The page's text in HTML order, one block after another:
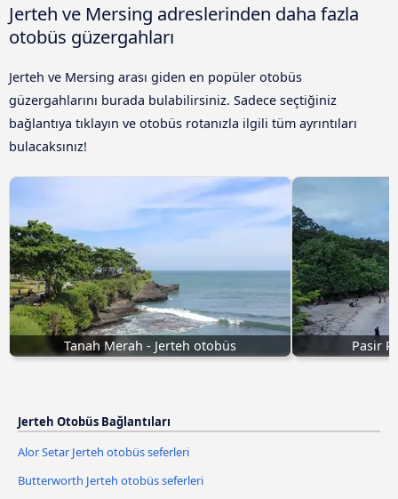
Jerteh ve Mersing adreslerinden daha fazla
otobüs güzergahları
Jerteh ve Mersing arası giden en popüler otobüs
güzergahlarını burada bulabilirsiniz. Sadece seçtiğiniz
bağlantıya tıklayın ve otobüs rotanızla ilgili tüm ayrıntıları
bulacaksınız!
Tanah Merah - Jerteh otobüs Pasir
Jerteh Otobüs Bağlantıları
Alor Setar Jerteh otobüs seferleri
Butterworth Jerteh otobüs seferleri